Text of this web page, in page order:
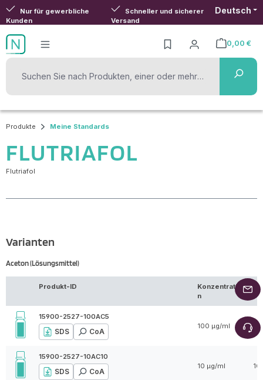
Zum Hauptinhalt springen
Nur für gewerbliche
Kunden
Schneller und sicherer
Versand
Deutsch
0,00 €
Warenkorb
Produkte Meine Standards
FLUTRIAFOL
Flutriafol
Varianten
Aceton (Lösungsmittel)
Produkt-ID
Konzentratio
n
15900-2527-100AC5
SDS CoA
100 µg/ml 5
15900-2527-10AC10
SDS CoA
10 µg/ml 10